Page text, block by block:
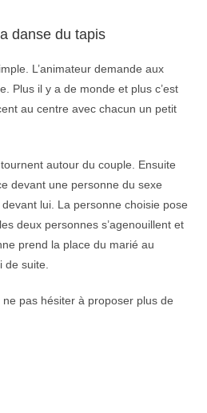
danse du tapis
L’animateur demande aux
Plus il y a de monde et plus c’est
au centre avec chacun un petit
autour du couple. Ensuite
devant une personne du sexe
lui. La personne choisie pose
deux personnes s’agenouillent et
prend la place du marié au
suite.
ne pas hésiter à proposer plus de